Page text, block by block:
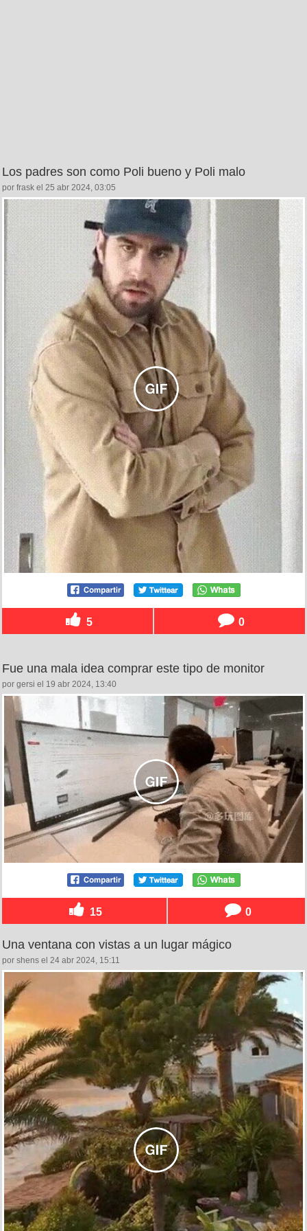
Los padres son como Poli bueno y Poli malo
por frask el 25 abr 2024, 03:05
5 0
Fue una mala idea comprar este tipo de monitor
por gersi el 19 abr 2024, 13:40
15 0
Una ventana con vistas a un lugar mágico
por shens el 24 abr 2024, 15:11